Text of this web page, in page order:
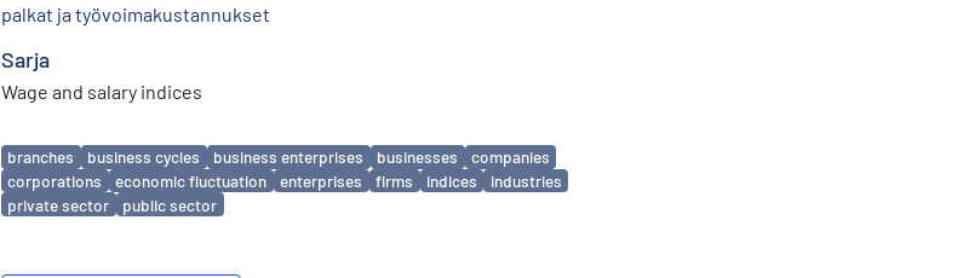
palkat ja työvoimakustannukset
Sarja
Wage and salary indices
Avainsanat
branches business cycles business enterprises businesses
companies
corporations
economic fluctuation enterprises firms indices
industries
private sector
public sector